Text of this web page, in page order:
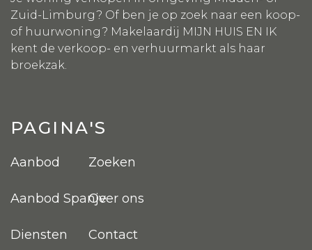
Zuid-Limburg? Of ben je op zoek naar een koop-
of huurwoning? Makelaardij MIJN HUIS EN IK
kent de verkoop- en verhuurmarkt als haar
broekzak.
PAGINA'S
Aanbod
Aanbod Spanje
Diensten
Zoeken
Over ons
Contact